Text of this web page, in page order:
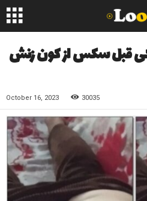
قبل سکس از کون زنش
October 16, 2023 30035